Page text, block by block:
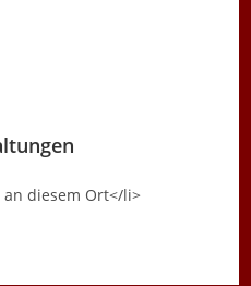
diesem Ort</li>